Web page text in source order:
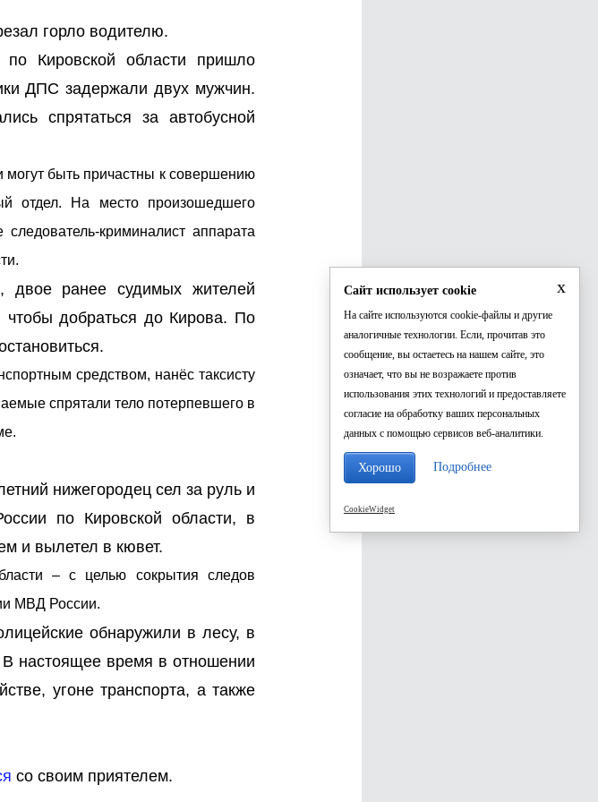
горло водителю.
Кировской области пришло
ДПС задержали двух мужчин.
спрятаться за автобусной
могут быть причастны к совершению
отдел. На место произошедшего
криминалист аппарата
двое ранее судимых жителей
чтобы добраться до Кирова. По
средством, нанёс таксисту
спрятали тело потерпевшего в
нижегородец сел за руль и
по Кировской области, в
и вылетел в кювет.
– с целью сокрытия следов
МВД России.
обнаружили в лесу, в
настоящее время в отношении
угоне транспорта, а также
со своим приятелем.
x
Сайт использует cookie
На сайте используются cookie-файлы и другие
аналогичные технологии. Если, прочитав это
сообщение, вы остаетесь на нашем сайте, это
означает, что вы не возражаете против
использования этих технологий и предоставляете
согласие на обработку ваших персональных
данных с помощью сервисов веб-аналитики.
Хорошо Подробнее
CookieWidget